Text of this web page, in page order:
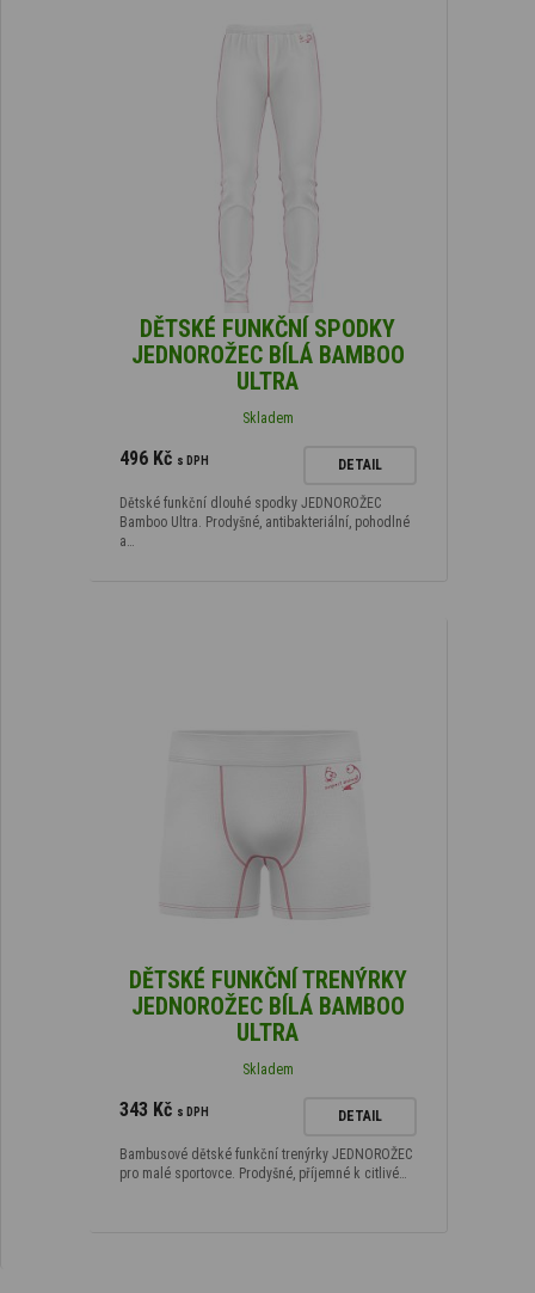
DĚTSKÉ FUNKČNÍ SPODKY
JEDNOROŽEC BÍLÁ BAMBOO
ULTRA
Skladem
496 Kč s DPH DETAIL
Dětské funkční dlouhé spodky JEDNOROŽEC
Bamboo Ultra. Prodyšné, antibakteriální, pohodlné
a…
DĚTSKÉ FUNKČNÍ TRENÝRKY
JEDNOROŽEC BÍLÁ BAMBOO
ULTRA
Skladem
343 Kč s DPH DETAIL
Bambusové dětské funkční trenýrky JEDNOROŽEC
pro malé sportovce. Prodyšné, příjemné k citlivé…